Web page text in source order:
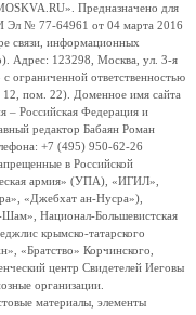
Предназначено для
Эл № 77-64961 от 04 марта 2016
связи, информационных
Адрес: 123298, Москва, ул. 3-я
ограниченной ответственностью
пом. 22). Доменное имя сайта
– Российская Федерация и
редактор Бабаян Роман
+7 (495) 950-62-26
в Российской
армия» (УПА), «ИГИЛ»,
«Джебхат ан-Нусра»),
Национал-Большевистская
крымско-татарского
«Братство» Корчинского,
центр Свидетелей Иеговы
организации.
материалы, элементы